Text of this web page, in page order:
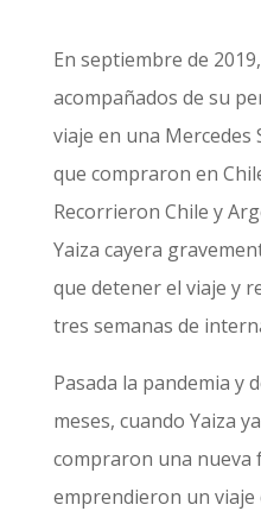
En septiembre de
acompañados de su
viaje en una
que compraron en
Recorrieron Chile y
Yaiza cayera
que detener el viaje y
tres semanas de
Pasada la pandemia y
meses, cuando Yaiza
compraron una nueva
emprendieron un viaje